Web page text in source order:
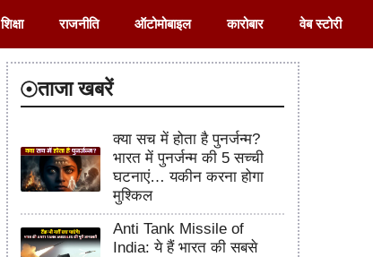
शिक्षा राजनीति ऑटोमोबाइल कारोबार वेब स्टोरी
ताजा खबरें
क्या सच में होता है पुनर्जन्म?
भारत में पुनर्जन्म की 5 सच्ची
घटनाएं… यकीन करना होगा
मुश्किल
Anti Tank Missile of
India: ये हैं भारत की सबसे